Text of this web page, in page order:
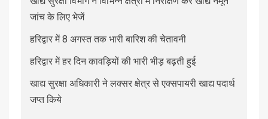
जांच के लिए भेजें
हरिद्वार में 8 अगस्त तक भारी बारिश की चेतावनी
हरिद्वार में हर दिन कावड़ियों की भारी भीड़ बढ़ती हुई
खाद्य सुरक्षा अधिकारी ने लक्सर क्षेत्र से एक्सपायरी खाद्य पदार्थ
जप्त किये